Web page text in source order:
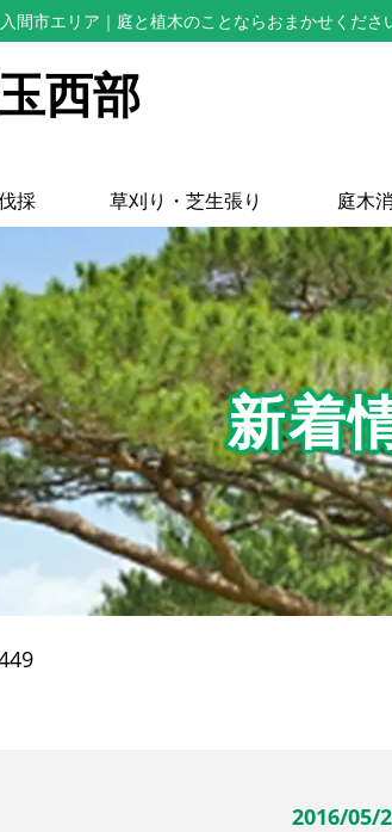
間市エリア ｜庭と植木のことならおまかせくださ
西部
採 草刈り・芝生張り 庭木
新着
2016/05/